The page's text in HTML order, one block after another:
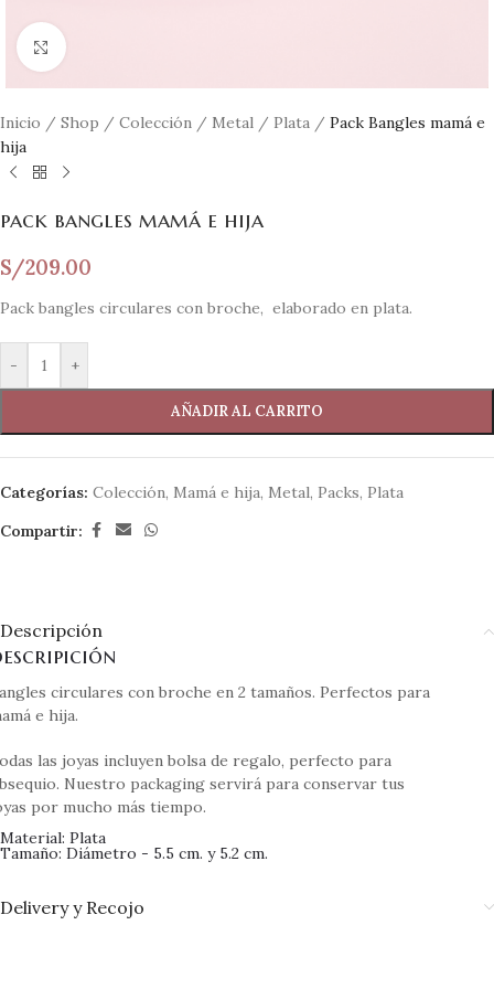
Clic para ampliar
Inicio / Shop / Colección / Metal / Plata / Pack Bangles mamá e
hija
pack bangles mamá e hija
S/209.00
Pack bangles circulares con broche, elaborado en plata.
- +
AÑADIR AL CARRITO
Categorías: Colección, Mamá e hija, Metal, Packs, Plata
Compartir:
Descripción
circulares con broche en 2 tamaños. Perfectos para
e hija.
las joyas incluyen bolsa de regalo, perfecto para
Nuestro packaging servirá para conservar tus
por mucho más tiempo.
Material: Plata
Tamaño: Diámetro - 5.5 cm. y 5.2 cm.
Delivery y Recojo